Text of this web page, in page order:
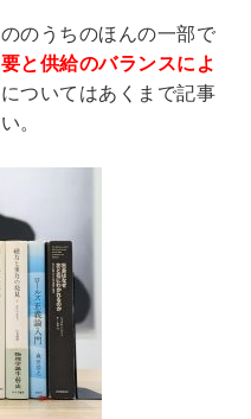
のうちのほんの一部で
と供給のバランスによ
ついてはあくまで記事
。